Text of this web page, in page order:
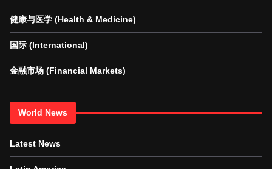
健康与医学 (Health & Medicine)
国际 (International)
金融市场 (Financial Markets)
World News
Latest News